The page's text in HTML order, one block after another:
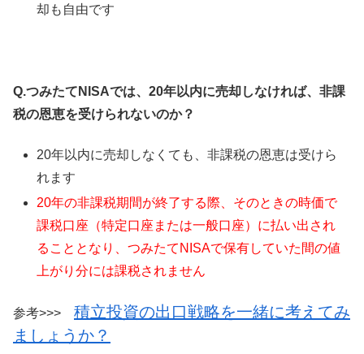
却も自由です
Q.つみたてNISAでは、20年以内に売却しなければ、非課
税の恩恵を受けられないのか？
20年以内に売却しなくても、非課税の恩恵は受けら
れます
20年の非課税期間が終了する際、そのときの時価で
課税口座（特定口座または一般口座）に払い出され
ることとなり、つみたてNISAで保有していた間の値
上がり分には課税されません
参考>>>
積立投資の出口戦略を一緒に考えてみ
ましょうか？